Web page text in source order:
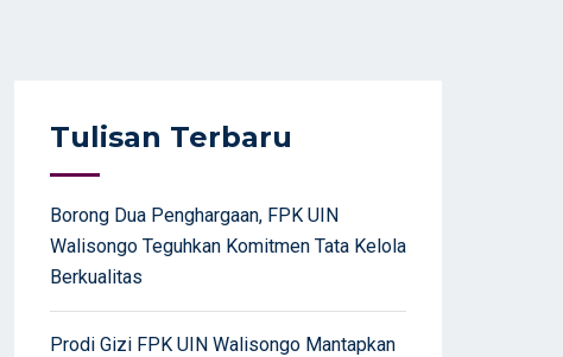
Tulisan Terbaru
Borong Dua Penghargaan, FPK UIN
Walisongo Teguhkan Komitmen Tata Kelola
Berkualitas
Prodi Gizi FPK UIN Walisongo Mantapkan